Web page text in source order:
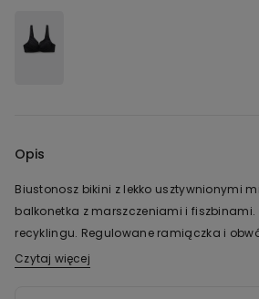
Opis
Biustonosz bikini z lekko usztywnionymi
balkonetka z marszczeniami i fiszbinami.
recyklingu. Regulowane ramiączka i
zapięcie z tyłu na haftki.
Tkanina tego produktu zawiera
Czytaj więcej